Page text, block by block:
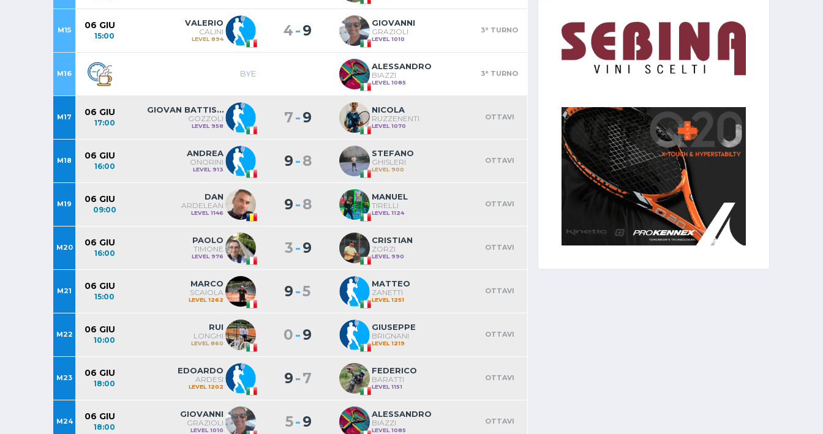
M15 06 GIU
15:00
VALERIO
CALINI
LEVEL 894 4-9 GIOVANNI
GRAZIOLI
LEVEL 1010
3° TURNO
M16 BYE
ALESSANDRO
BIAZZI
LEVEL 1085
3° TURNO
M17 06 GIU
17:00
GIOVAN BATTISTA
GOZZOLI
LEVEL 958 7-9 NICOLA
RUZZENENTI
LEVEL 1070
OTTAVI
M18 06 GIU
16:00
ANDREA
ONORINI
LEVEL 913 9-8 STEFANO
GHISLERI
LEVEL 900
OTTAVI
M19 06 GIU
09:00
DAN
ARDELEAN
LEVEL 1146 9-8 MANUEL
TIRELLI
LEVEL 1124
OTTAVI
M20 06 GIU
16:00
PAOLO
TIMONE
LEVEL 976 3-9 CRISTIAN
ZORZI
LEVEL 990
OTTAVI
M21 06 GIU
15:00
MARCO
SCAIOLA
LEVEL 1262 9-5 MATTEO
ZANETTI
LEVEL 1251
OTTAVI
M22 06 GIU
10:00
RUI
LONGHI
LEVEL 860 0-9 GIUSEPPE
BRIGNANI
LEVEL 1219
OTTAVI
M23 06 GIU
18:00
EDOARDO
ARDESI
LEVEL 1202 9-7 FEDERICO
BARATTI
LEVEL 1151
OTTAVI
M24 06 GIU
18:00
GIOVANNI
GRAZIOLI
LEVEL 1010 5-9 ALESSANDRO
BIAZZI
LEVEL 1085
OTTAVI